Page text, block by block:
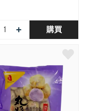
+ 購買